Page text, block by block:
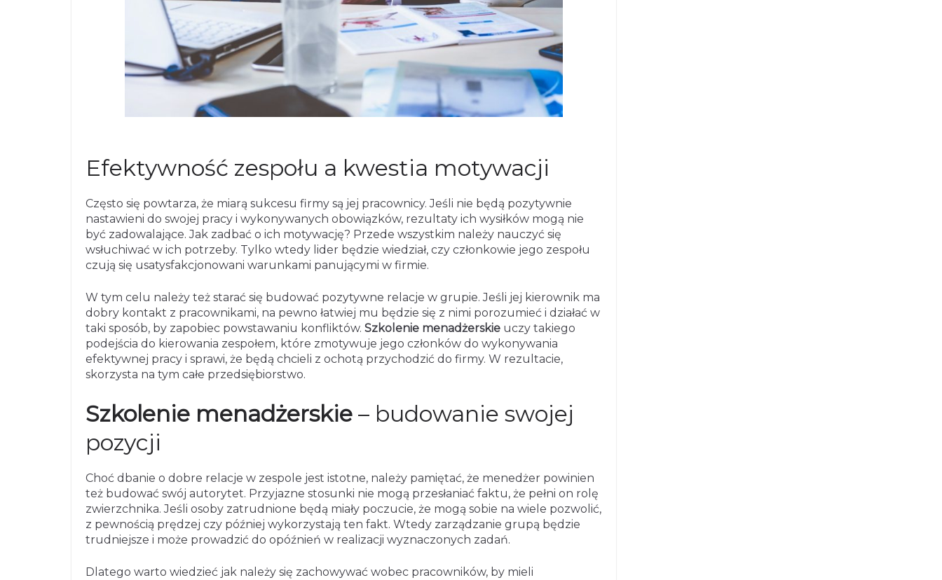
Efektywność zespołu a kwestia motywacji
Często się powtarza, że miarą sukcesu firmy są jej pracownicy. Jeśli nie będą pozytywnie
nastawieni do swojej pracy i wykonywanych obowiązków, rezultaty ich wysiłków mogą nie
być zadowalające. Jak zadbać o ich motywację? Przede wszystkim należy nauczyć się
wsłuchiwać w ich potrzeby. Tylko wtedy lider będzie wiedział, czy członkowie jego zespołu
czują się usatysfakcjonowani warunkami panującymi w firmie.
W tym celu należy też starać się budować pozytywne relacje w grupie. Jeśli jej kierownik ma
dobry kontakt z pracownikami, na pewno łatwiej mu będzie się z nimi porozumieć i działać w
taki sposób, by zapobiec powstawaniu konfliktów. Szkolenie menadżerskie uczy takiego
podejścia do kierowania zespołem, które zmotywuje jego członków do wykonywania
efektywnej pracy i sprawi, że będą chcieli z ochotą przychodzić do firmy. W rezultacie,
skorzysta na tym całe przedsiębiorstwo.
Szkolenie menadżerskie – budowanie swojej
pozycji
Choć dbanie o dobre relacje w zespole jest istotne, należy pamiętać, że menedżer powinien
też budować swój autorytet. Przyjazne stosunki nie mogą przesłaniać faktu, że pełni on rolę
zwierzchnika. Jeśli osoby zatrudnione będą miały poczucie, że mogą sobie na wiele pozwolić,
z pewnością prędzej czy później wykorzystają ten fakt. Wtedy zarządzanie grupą będzie
trudniejsze i może prowadzić do opóźnień w realizacji wyznaczonych zadań.
Dlatego warto wiedzieć jak należy się zachowywać wobec pracowników, by mieli